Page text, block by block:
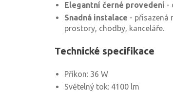
Elegantní černé provedení -
Snadná instalace - přisazená
prostory, chodby, kanceláře.
Technické specifikace
Příkon: 36 W
Světelný tok: 4100 lm